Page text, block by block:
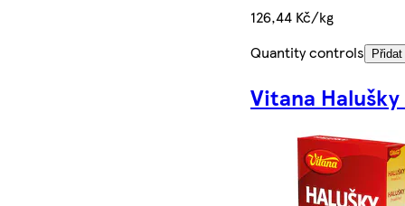
126,44 Kč/kg
Quantity controls
Přidat
Vitana